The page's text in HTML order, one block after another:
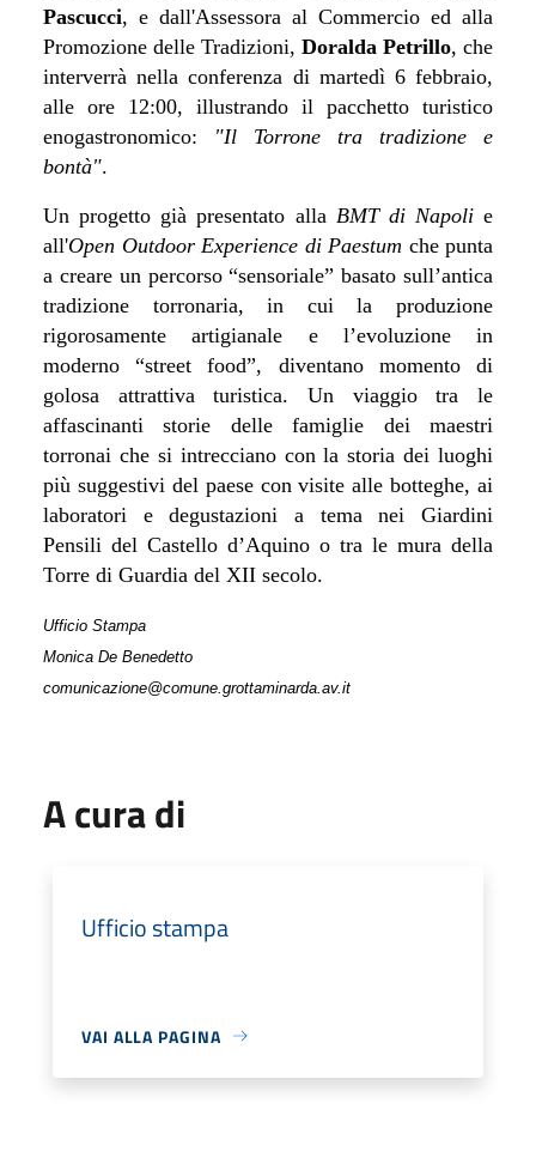
Pascucci, e dall'Assessora al Commercio ed alla
Promozione delle Tradizioni, Doralda Petrillo, che
interverrà nella conferenza di martedì 6 febbraio,
alle ore 12:00, illustrando il pacchetto turistico
enogastronomico: "Il Torrone tra tradizione e
bontà".
Un progetto già presentato alla BMT di Napoli e
all'Open Outdoor Experience di Paestum chepunta
a creare un percorso “sensoriale” basato sull’antica
tradizione torronaria, in cui la produzione
rigorosamente artigianale e l’evoluzione in
moderno “street food”, diventano momento di
golosa attrattiva turistica. Un viaggio tra le
affascinanti storie delle famiglie dei maestri
torronai che si intrecciano con la storia dei luoghi
più suggestivi del paese con visite alle botteghe, ai
laboratori e degustazioni a tema nei Giardini
Pensili del Castello d’Aquino o tra le mura della
Torre di Guardia del XII secolo.
Ufficio Stampa
Monica De Benedetto
comunicazione@comune.grottaminarda.av.it
A cura di
Ufficio stampa
VAI ALLA PAGINA